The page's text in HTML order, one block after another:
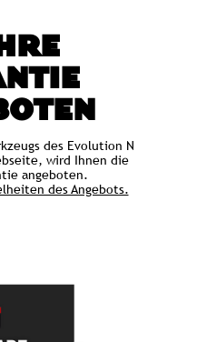
des Evolution N
wird Ihnen die
angeboten.
des Angebots.